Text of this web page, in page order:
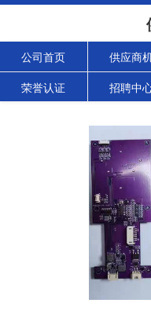
公司首页 供应商
荣誉认证 招聘中